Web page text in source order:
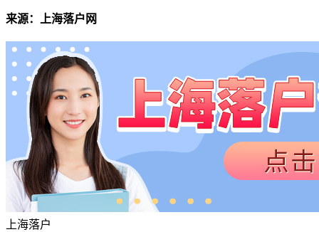
来源：上海落户网
上海落户